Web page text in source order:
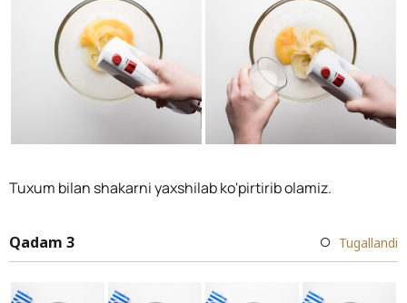
Tuxum bilan shakarni yaxshilab ko'pirtirib olamiz.
Qadam 3 Tugallandi